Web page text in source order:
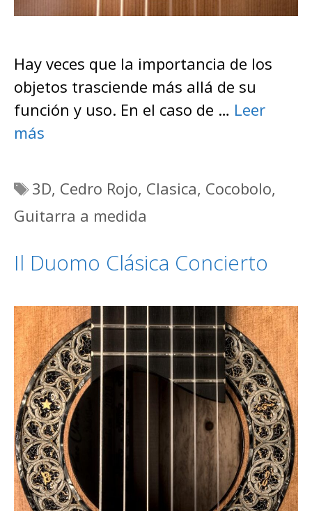
Hay veces que la importancia de los
objetos trasciende más allá de su
función y uso. En el caso de … Leer
más
Etiquetas
3D, Cedro Rojo, Clasica, Cocobolo,
Guitarra a medida
Il Duomo Clásica Concierto